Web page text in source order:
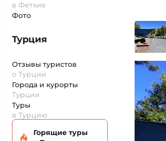
в Фетхие
Фото
Турция
Отзывы туристов
о Турции
Города и курорты
Турции
Туры
в Турцию
Горящие туры